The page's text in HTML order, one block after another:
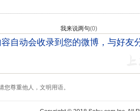
我来说两句(0)
尊重他人，文明用语。